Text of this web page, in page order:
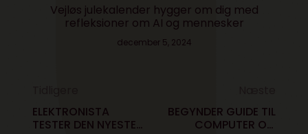
Vejløs julekalender hygger om dig med
refleksioner om AI og mennesker
december 5, 2024
ELEKTRONISTA
TESTER DEN NYESTE
BEGYNDER GUIDE TIL
COMPUTER OG